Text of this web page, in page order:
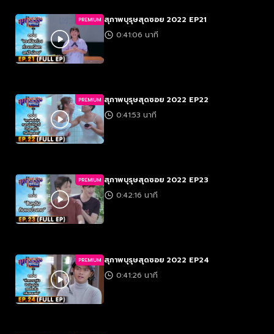
PREMIUM สุภาพบุรุษสุดซอย 2022 EP21
0:41:06 นาที
PREMIUM สุภาพบุรุษสุดซอย 2022 EP22
0:41:53 นาที
PREMIUM สุภาพบุรุษสุดซอย 2022 EP23
0:42:16 นาที
PREMIUM สุภาพบุรุษสุดซอย 2022 EP24
0:41:26 นาที